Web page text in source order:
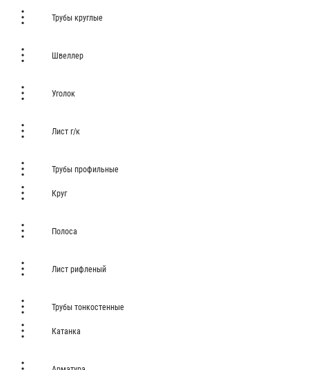
Трубы круглые
Швеллер
Уголок
Лист г/к
Трубы профильные
Круг
Полоса
Лист рифленый
Трубы тонкостенные
Катанка